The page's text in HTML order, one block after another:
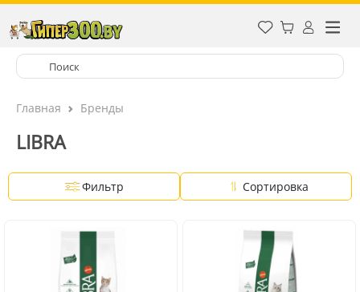
Главная Бренды
LIBRA
Фильтр Сортировка